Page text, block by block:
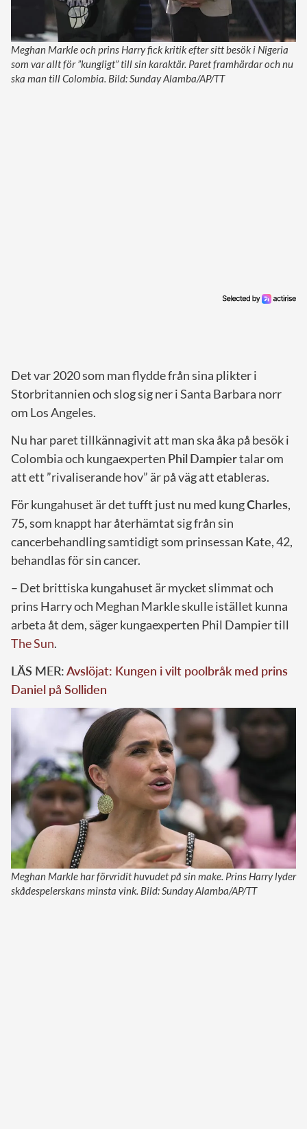
Meghan Markle och prins Harry fick kritik efter sitt besök i Nigeria
som var allt för ”kungligt” till sin karaktär. Paret framhärdar och nu
ska man till Colombia. Bild: Sunday Alamba/AP/TT
Det var 2020 som man flydde från sina plikter i
Storbritannien och slog sig ner i Santa Barbara norr
om Los Angeles.
Nu har paret tillkännagivit att man ska åka på besök i
Colombia och kungaexperten PhilDampiertalar om
att ett ”rivaliserande hov” är på väg att etableras.
För kungahuset är det tufft just nu med kungCharles,
75, som knappt har återhämtat sig från sin
cancerbehandling samtidigt som prinsessan Kate, 42,
behandlas för sin cancer.
– Det brittiska kungahuset är mycket slimmat och
prins Harry och Meghan Markle skulle istället kunna
arbeta åt dem, säger kungaexperten Phil Dampier till
The Sun.
LÄS MER:Avslöjat: Kungen i vilt poolbråk med prins
Daniel på Solliden
Meghan Markle har förvridit huvudet på sin make. Prins Harry lyder
skådespelerskans minsta vink. Bild: Sunday Alamba/AP/TT